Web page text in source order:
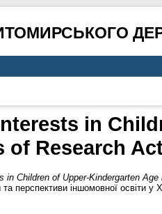
in
of Research
in Children of Upper-Kindergarten
перспективи іншомовної освіти у